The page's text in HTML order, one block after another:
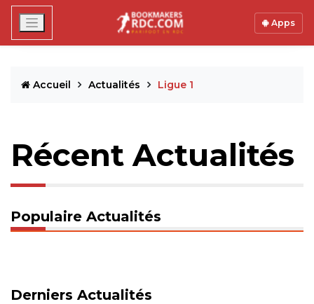
Apps
Accueil Actualités Ligue 1
Récent Actualités
Populaire Actualités
Derniers Actualités